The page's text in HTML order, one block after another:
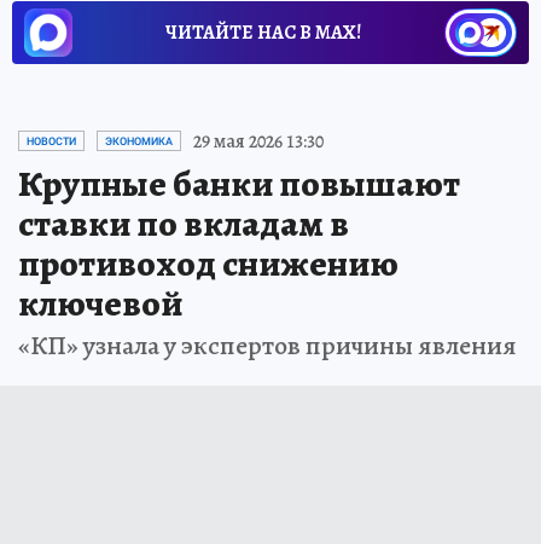
ЧИТАЙТЕ НАС В МАХ!
НОВОСТИ ЭКОНОМИКА 29 мая 2026 13:30
Крупные банки повышают
ставки по вкладам в
противоход снижению
ключевой
«КП» узнала у экспертов причины явления